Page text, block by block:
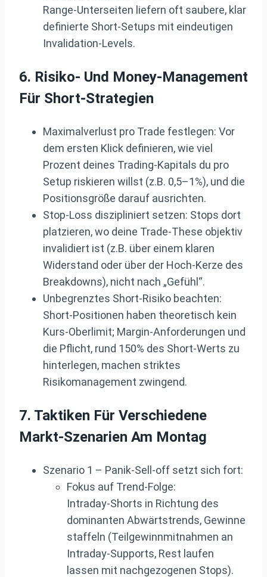
Range‑Unterseiten liefern oft saubere, klar
definierte Short‑Setups mit eindeutigen
Invalidation‑Levels.
6. Risiko- Und Money-Management
Für Short-Strategien
Maximalverlust pro Trade festlegen: Vor
dem ersten Klick definieren, wie viel
Prozent deines Trading‑Kapitals du pro
Setup riskieren willst (z.B. 0,5–1%), und die
Positionsgröße darauf ausrichten.
Stop‑Loss diszipliniert setzen: Stops dort
platzieren, wo deine Trade‑These objektiv
invalidiert ist (z.B. über einem klaren
Widerstand oder über der Hoch‑Kerze des
Breakdowns), nicht nach „Gefühl“.
Unbegrenztes Short‑Risiko beachten:
Short‑Positionen haben theoretisch kein
Kurs‑Oberlimit; Margin‑Anforderungen und
die Pflicht, rund 150% des Short‑Werts zu
hinterlegen, machen striktes
Risikomanagement zwingend.
7. Taktiken Für Verschiedene
Markt-Szenarien Am Montag
Szenario 1 – Panik‑Sell‑off setzt sich fort:
Fokus auf Trend‑Folge:
Intraday‑Shorts in Richtung des
dominanten Abwärtstrends, Gewinne
staffeln (Teilgewinnmitnahmen an
Intraday‑Supports, Rest laufen
lassen mit nachgezogenen Stops).